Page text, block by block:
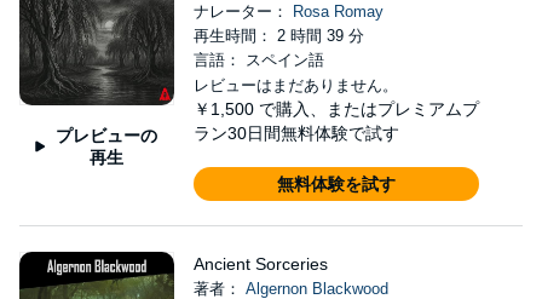
プレビューの
再生
ナレーター：
Rosa Romay
再生時間： 2 時間 39 分
言語： スペイン語
レビューはまだありません。
￥1,500 で購入、またはプレミアムプ
ラン30日間無料体験で試す
無料体験を試す
Ancient Sorceries
著者： Algernon Blackwood